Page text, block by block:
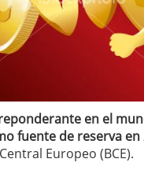
noviembre de 2025
software punto de venta?
en el
fuente de reserva en
Europeo (BCE).